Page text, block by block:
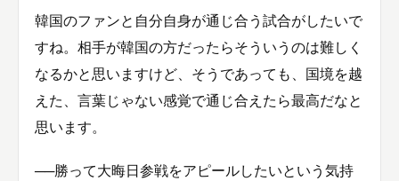
韓国のファンと自分自身が通じ合う試合がしたいで
すね。相手が韓国の方だったらそういうのは難しく
なるかと思いますけど、そうであっても、国境を越
えた、言葉じゃない感覚で通じ合えたら最高だなと
思います。
──勝って大晦日参戦をアピールしたいという気持